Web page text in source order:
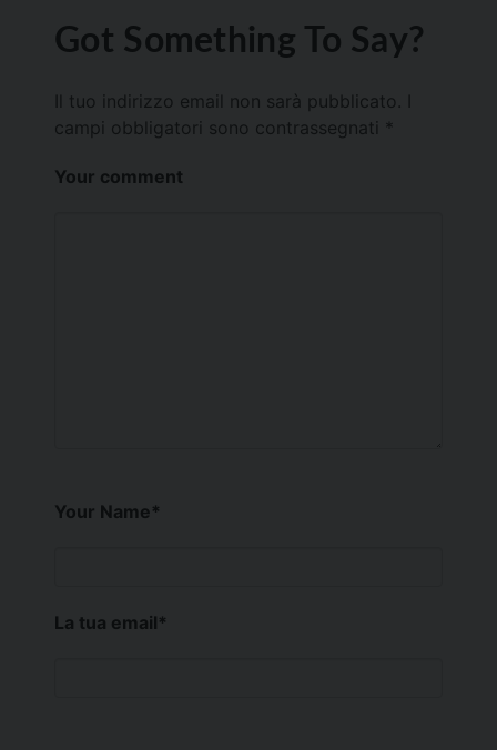
Got Something To Say?
Il tuo indirizzo email non sarà pubblicato.
campi obbligatori sono contrassegnati *
Your comment
Your Name*
La tua email*